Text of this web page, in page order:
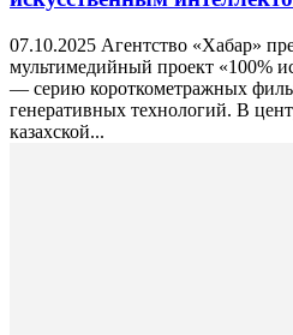
07.10.2025 Агентство «Хабар»
мультимедийный проект «100%
— серию короткометражных
генеративных технологий. В
казахской...